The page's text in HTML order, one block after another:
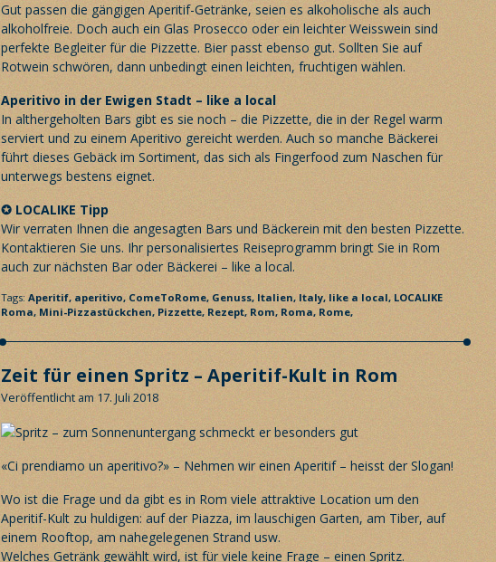
Gut passen die gängigen Aperitif-Getränke, seien es alkoholische als auch
alkoholfreie. Doch auch ein Glas Prosecco oder ein leichter Weisswein sind
perfekte Begleiter für die Pizzette. Bier passt ebenso gut. Sollten Sie auf
Rotwein schwören, dann unbedingt einen leichten, fruchtigen wählen.
Aperitivo in der Ewigen Stadt – like a local
In althergeholten Bars gibt es sie noch – die Pizzette, die in der Regel warm
serviert und zu einem Aperitivo gereicht werden. Auch so manche Bäckerei
führt dieses Gebäck im Sortiment, das sich als Fingerfood zum Naschen für
unterwegs bestens eignet.
✪ LOCALIKE Tipp
Wir verraten Ihnen die angesagten Bars und Bäckerein mit den besten Pizzette.
Kontaktieren Sie uns. Ihr personalisiertes Reiseprogramm bringt Sie in Rom
auch zur nächsten Bar oder Bäckerei – like a local.
Tags: Aperitif, aperitivo,ComeToRome, Genuss, Italien,Italy, like a local, LOCALIKE
Roma, Mini-Pizzastückchen, Pizzette, Rezept, Rom, Roma, Rome,
Zeit für einen Spritz – Aperitif-Kult in Rom
Veröffentlicht am 17. Juli 2018
«Ci prendiamo un aperitivo?» – Nehmen wir einen Aperitif – heisst der Slogan!
Wo ist die Frage und da gibt es in Rom viele attraktive Location um den
Aperitif-Kult zu huldigen: auf der Piazza, im lauschigen Garten, am Tiber, auf
einem Rooftop, am nahegelegenen Strand usw.
Welches Getränk gewählt wird, ist für viele keine Frage – einen Spritz.